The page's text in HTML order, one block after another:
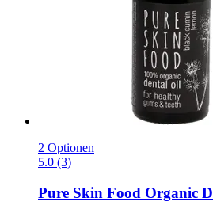
2 Optionen
5.0 (3)
Pure Skin Food Organic